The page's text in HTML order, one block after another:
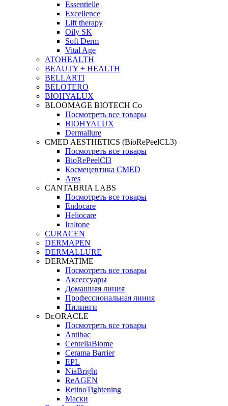
Essentielle
Excellence
Lift therapy
Oily SK
Soft Derm
Vital Age
ATOHEALTH
BEAUTY + HEALTH
BELLARTI
BELOTERO
BIOHYALUX
BLOOMAGE BIOTECH Co
Посмотреть все товары
BIOHYALUX
Dermallure
CMED AESTHETICS (BioRePeelCL3)
Посмотреть все товары
BioRePeelCl3
Космецевтика CMED
Ares
CANTABRIA LABS
Посмотреть все товары
Endocare
Heliocare
Iraltone
CURACEN
DERMAPEN
DERMALLURE
DERMATIME
Посмотреть все товары
Аксессуары
Домашняя линия
Профессиональная линия
Пилинги
Dr.ORACLE
Посмотреть все товары
Antibac
CentellaBiome
Cerama Barrier
EPL
NiaBright
ReAGEN
RetinoTightening
Маски